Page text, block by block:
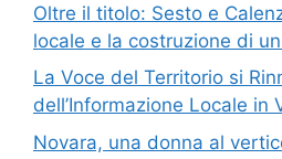
Oltre il titolo: Sesto e
locale e la costruzione di
La Voce del Territorio si
dell’Informazione Locale in
Novara, una donna al